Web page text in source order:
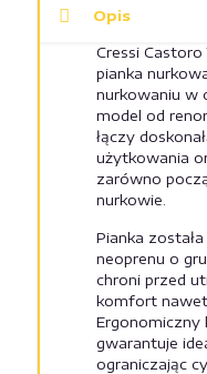
Opis
Cressi
pianka
nurkowaniu w
model od
łączy
użytkowania
zarówno
nurkowie.
Pianka
neoprenu o
chroni przed
komfort nawet
Ergonomiczny
gwarantuje
ograniczając